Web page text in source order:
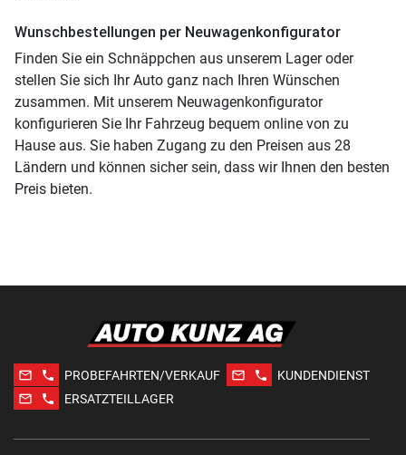
Wunschbestellungen per Neuwagenkonfigurator
Finden Sie ein Schnäppchen aus unserem Lager oder
stellen Sie sich Ihr Auto ganz nach Ihren Wünschen
zusammen. Mit unserem Neuwagenkonfigurator
konfigurieren Sie Ihr Fahrzeug bequem online von zu
Hause aus. Sie haben Zugang zu den Preisen aus 28
Ländern und können sicher sein, dass wir Ihnen den besten
Preis bieten.
mail_outline phone PROBEFAHRTEN/VERKAUF mail_outline phone
KUNDENDIENST
mail_outline
phone ERSATZTEILLAGER